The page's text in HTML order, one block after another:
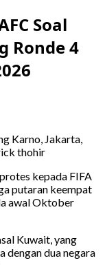
Soal
Ronde 4
Karno, Jakarta,
thohir
kepada FIFA
putaran keempat
awal Oktober
Kuwait, yang
dengan dua negara